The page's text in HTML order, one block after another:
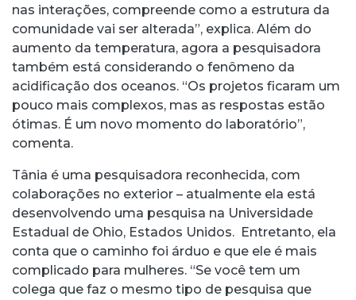
nas interações, compreende como a estrutura da
comunidade vai ser alterada”, explica. Além do
aumento da temperatura, agora a pesquisadora
também está considerando o fenômeno da
acidificação dos oceanos. “Os projetos ficaram um
pouco mais complexos, mas as respostas estão
ótimas. É um novo momento do laboratório”,
comenta.
Tânia é uma pesquisadora reconhecida, com
colaborações no exterior – atualmente ela está
desenvolvendo uma pesquisa na Universidade
Estadual de Ohio, Estados Unidos. Entretanto, ela
conta que o caminho foi árduo e que ele é mais
complicado para mulheres. “Se você tem um
colega que faz o mesmo tipo de pesquisa que